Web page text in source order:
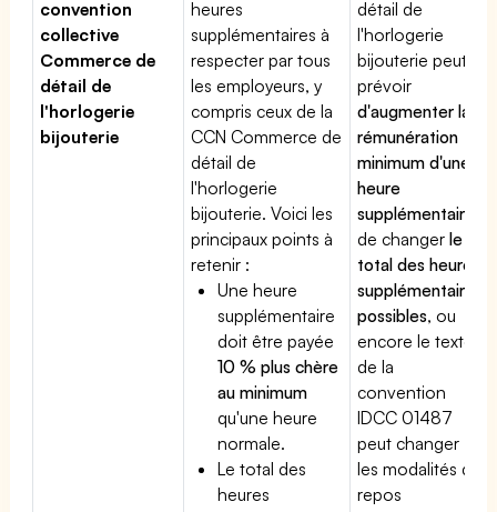
convention
collective
Commerce de
détail de
l'horlogerie
bijouterie
heures
supplémentaires à
respecter par tous
les employeurs, y
compris ceux de la
CCN Commerce de
détail de
l'horlogerie
bijouterie. Voici les
principaux points à
retenir :
Une heure
supplémentaire
doit être payée
10 % plus chère
au minimum
qu'une heure
normale.
Le total des
heures
détail de
l'horlogerie
bijouterie peut
prévoir
d'augmenter la
rémunération
minimum d'une
heure
supplémentaire
de changerle
total des heures
supplémentaires
possibles, ou
encore le texte
de la
convention
IDCC 01487
peut changer
les modalités du
repos